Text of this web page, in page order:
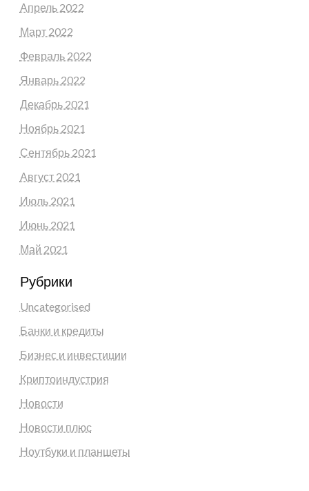
Апрель 2022
Март 2022
Февраль 2022
Январь 2022
Декабрь 2021
Ноябрь 2021
Сентябрь 2021
Август 2021
Июль 2021
Июнь 2021
Май 2021
Рубрики
Uncategorised
Банки и кредиты
Бизнес и инвестиции
Криптоиндустрия
Новости
Новости плюс
Ноутбуки и планшеты